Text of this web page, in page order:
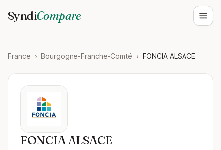
SyndiCompare
France › Bourgogne-Franche-Comté › FONCIA ALSACE
FONCIA ALSACE